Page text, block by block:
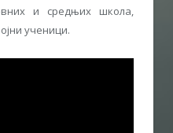
и средњих школа,
ученици.